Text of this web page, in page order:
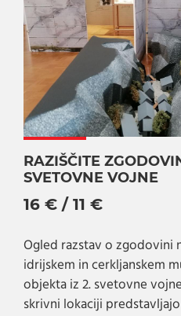
RAZIŠČITE
SVETOVNE VOJNE
16 € / 11 €
Ogled razstav o zgodovini
idrijskem in cerkljanskem
objekta iz 2. svetovne
skrivni lokaciji